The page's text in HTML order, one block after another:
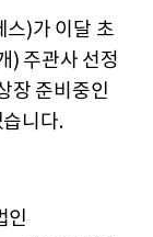
스)가 이달 초
) 주관사 선정
장 준비중인
니다.
인